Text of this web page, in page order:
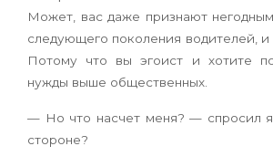
Может, вас даже признают
следующего поколения водителей, и
Потому что вы эгоист и хотите
нужды выше общественных.
— Но что насчет меня? — спросил
стороне?